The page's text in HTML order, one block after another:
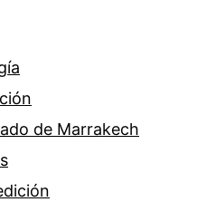
de Marrakech